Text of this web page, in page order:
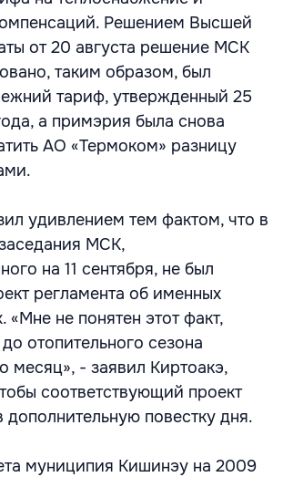
Решением Высшей
от 20 августа решение МСК
таким образом, был
тариф, утвержденный 25
а примэрия была снова
АО «Термоком» разницу
удивлением тем фактом, что в
МСК,
на 11 сентября, не был
регламента об именных
«Мне не понятен этот факт,
отопительного сезона
месяц», - заявил Киртоакэ,
соответствующий проект
повестку дня.
муниципия Кишинэу на 2009